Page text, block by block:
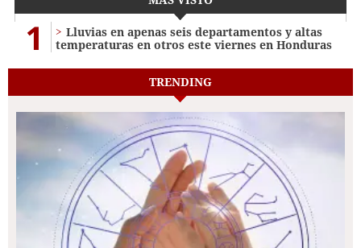
1
Lluvias en apenas seis departamentos y altas
temperaturas en otros este viernes en Honduras
TRENDING